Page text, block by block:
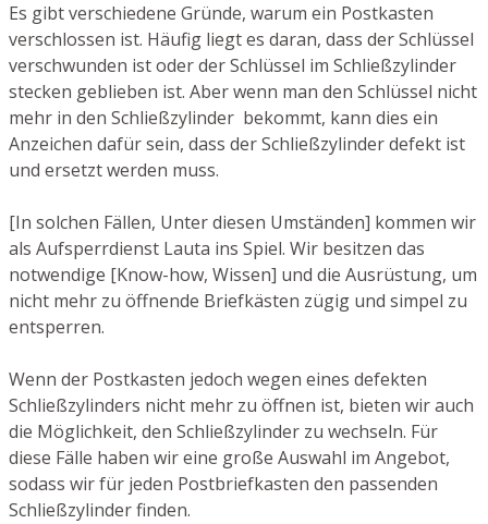
Es gibt verschiedene Gründe, warum ein Postkasten
verschlossen ist. Häufig liegt es daran, dass der Schlüssel
verschwunden ist oder der Schlüssel im Schließzylinder
stecken geblieben ist. Aber wenn man den Schlüssel nicht
mehr in den Schließzylinder bekommt, kann dies ein
Anzeichen dafür sein, dass der Schließzylinder defekt ist
und ersetzt werden muss.
[In solchen Fällen, Unter diesen Umständen] kommen wir
als Aufsperrdienst Lauta ins Spiel. Wir besitzen das
notwendige [Know-how, Wissen] und die Ausrüstung, um
nicht mehr zu öffnende Briefkästen zügig und simpel zu
entsperren.
Wenn der Postkasten jedoch wegen eines defekten
Schließzylinders nicht mehr zu öffnen ist, bieten wir auch
die Möglichkeit, den Schließzylinder zu wechseln. Für
diese Fälle haben wir eine große Auswahl im Angebot,
sodass wir für jeden Postbriefkasten den passenden
Schließzylinder finden.